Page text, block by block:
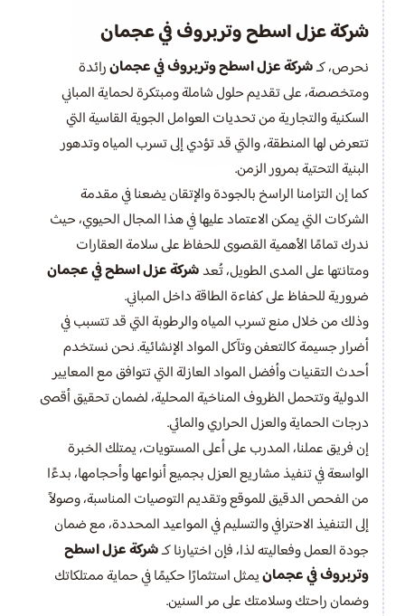
شركة عزل اسطح وتربروف في عجمان
نحرص، كـشركة عزل اسطح وتربروف في عجمانرائدة
ومتخصصة، على تقديم حلول شاملة ومبتكرة لحماية المباني
السكنية والتجارية من تحديات العوامل الجوية القاسية التي
تتعرض لها المنطقة، والتي قد تؤدي إلى تسرب المياه وتدهور
البنية التحتية بمرور الزمن.
كما إن التزامنا الراسخ بالجودة والإتقان يضعنا في مقدمة
الشركات التي يمكن الاعتماد عليها في هذا المجال الحيوي، حيث
ندرك تمامًا الأهمية القصوى للحفاظ على سلامة العقارات
ومتانتها على المدى الطويل، تُعدشركة عزل اسطح في عجمان
ضرورية للحفاظ على كفاءة الطاقة داخل المباني.
وذلك من خلال منع تسرب المياه والرطوبة التي قد تتسبب في
أضرار جسيمة كالتعفن وتآكل المواد الإنشائية. نحن نستخدم
أحدث التقنيات وأفضل المواد العازلة التي تتوافق مع المعايير
الدولية وتتحمل الظروف المناخية المحلية، لضمان تحقيق أقصى
درجات الحماية والعزل الحراري والمائي.
إن فريق عملنا، المدرب على أعلى المستويات، يمتلك الخبرة
الواسعة في تنفيذ مشاريع العزل بجميع أنواعها وأحجامها، بدءًا
من الفحص الدقيق للموقع وتقديم التوصيات المناسبة، وصولاً
إلى التنفيذ الاحترافي والتسليم في المواعيد المحددة، مع ضمان
جودة العمل وفعاليته لذا، فإن اختيارنا كـشركة عزل اسطح
وتربروف في عجمانيمثل استثمارًا حكيمًا في حماية ممتلكاتك
وضمان راحتك وسلامتك على مر السنين.